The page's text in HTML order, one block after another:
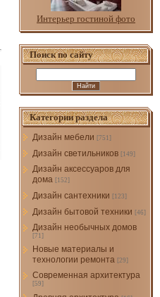
Интерьер гостиной фото
Поиск по сайту
Категории раздела
Дизайн мебели [751]
Дизайн светильников [149]
Дизайн аксессуаров для
дома [152]
Дизайн сантехники [123]
Дизайн бытовой техники [46]
Дизайн необычных домов
[71]
Новые материалы и
технологии ремонта [29]
Современная архитектура
[59]